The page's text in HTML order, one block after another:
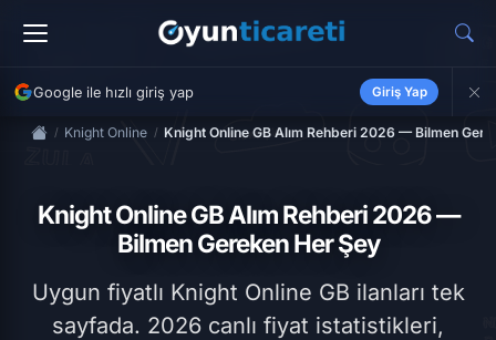
Google ile hızlı giriş yap Giriş Yap
Knight Online Knight Online GB Alım Rehberi 2026 — Bilmen
Knight Online GB Alım Rehberi 2026 —
Bilmen Gereken Her Şey
Uygun fiyatlı Knight Online GB ilanları tek
sayfada. 2026 canlı fiyat istatistikleri,